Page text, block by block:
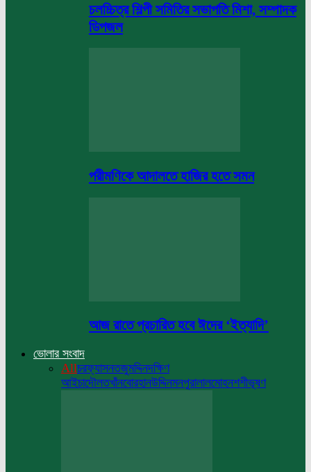
চলচ্চিত্র শিল্পী সমিতির সভাপতি মিশা, সম্পাদক
ডিপজল
পরীমণিকে আদালতে হাজির হতে সমন
আজ রাতে প্রচারিত হবে ঈদের ‘ইত্যাদি’
ভোলার সংবাদ
Allচরফ্যাসনতজুমদ্দিনদক্ষিণ
আইচাদৌলতখাঁনবোরহানউদ্দিনমনপুরালালমোহনশশীভূষণ